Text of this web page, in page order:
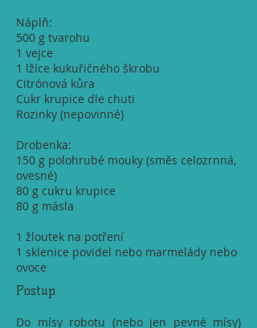
Náplň:
500 g tvarohu
1 vejce
1 lžíce kukuřičného škrobu
Citrónová kůra
Cukr krupice dle chuti
Rozinky (nepovinné)
Drobenka:
150 g polohrubé mouky (směs celozrnná,
ovesné)
80 g cukru krupice
80 g másla
1 žloutek na potření
1 sklenice povidel nebo marmelády nebo
ovoce
Postup
Do mísy robotu (nebo jen pevné mísy)